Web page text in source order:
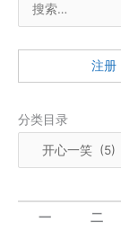
笑：
对
大
索
：
注册
分类目录
一 二